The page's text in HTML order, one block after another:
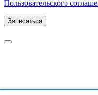
Пользовательского
Записаться